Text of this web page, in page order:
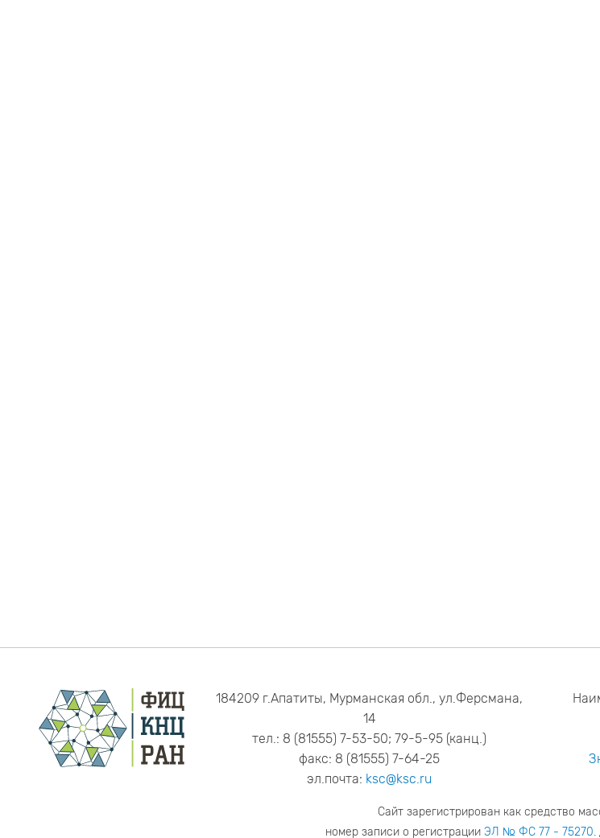
184209 г.Апатиты, Мурманская обл., ул.Ферсмана,
14
тел.: 8 (81555) 7-53-50; 79-5-95 (канц.)
факс: 8 (81555) 7-64-25
эл.почта: ksc@ksc.ru
Сайт зарегистрирован как средство
номер записи о регистрации ЭЛ № ФС 77 - 75270.